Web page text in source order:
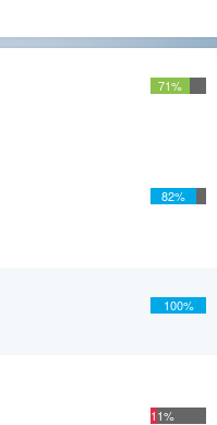
71%
82%
100%
11%